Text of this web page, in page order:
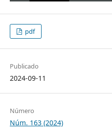
pdf
Publicado
2024-09-11
Número
Núm. 163 (2024)